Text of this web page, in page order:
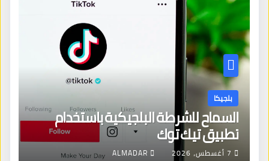
بلجيكا
السماح للشرطة البلجيكية باستخدام
تطبيق تيك توك
7 أغسطس، 2026 ALMADAR